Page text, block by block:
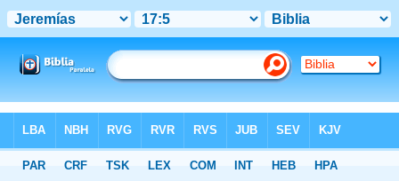
>Jeremías Capítulo 17 > Verso 5